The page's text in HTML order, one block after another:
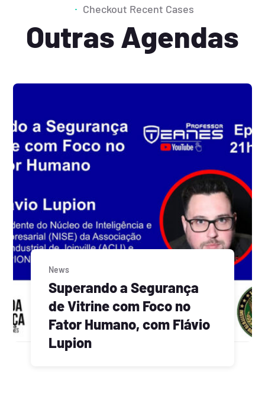
Checkout Recent Cases
Outras Agendas
News
Superando a Segurança
de Vitrine com Foco no
Fator Humano, com Flávio
Lupion